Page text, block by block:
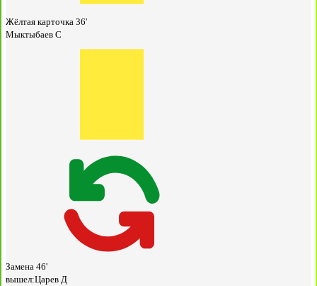
Жёлтая карточка 36'
Мыктыбаев С
Замена 46'
вышел:Царев Д